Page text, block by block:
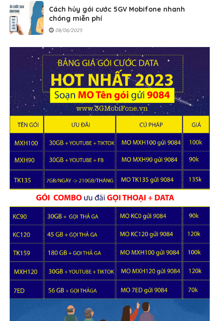
Cách hủy gói cước 5GV Mobifone nhanh
chóng miễn phí
08/06/2025